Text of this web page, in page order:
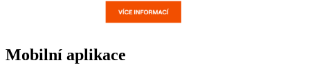
Mobilní aplikace